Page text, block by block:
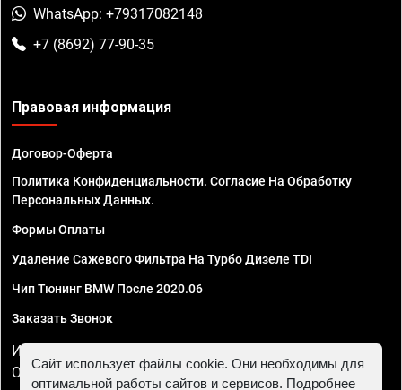
WhatsApp: +79317082148
+7 (8692) 77-90-35
Правовая информация
Договор-Оферта
Политика Конфиденциальности. Согласие На Обработку
Персональных Данных.
Формы Оплаты
Удаление Сажевого Фильтра На Турбо Дизеле TDI
Чип Тюнинг BMW После 2020.06
Заказать Звонок
ИП Смирнов Георгий Павлович. ИНН 781302555843,
ОГРНИП 324470400032610
Сайт использует файлы cookie. Они необходимы для
оптимальной работы сайтов и сервисов. Подробнее